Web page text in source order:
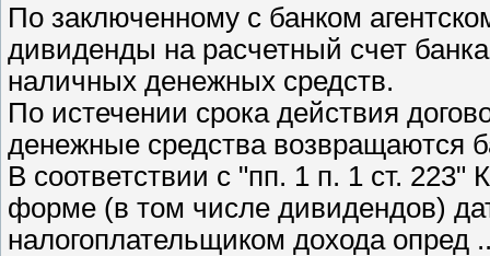
По заключенному с банком
дивиденды на расчетный счет
наличных денежных средств.
По истечении срока действия
денежные средства возвращаются
В соответствии с "пп. 1 п. 1 ст.
форме (в том числе дивидендов)
налогоплательщиком дохода опред